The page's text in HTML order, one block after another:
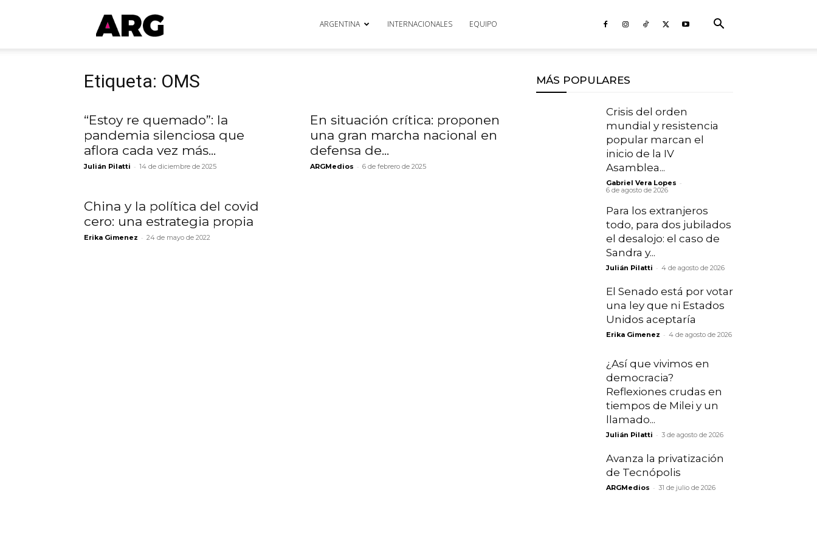
ARGmedios ARGENTINA INTERNACIONALES EQUIPO
Etiqueta: OMS
“Estoy re quemado”: la
pandemia silenciosa que
aflora cada vez más...
Julián Pilatti - 14 de diciembre de 2025
En situación crítica: proponen
una gran marcha nacional en
defensa de...
ARGMedios - 6 de febrero de 2025
China y la política del covid
cero: una estrategia propia
Erika Gimenez - 24 de mayo de 2022
MÁS POPULARES
Crisis del orden
mundial y resistencia
popular marcan el
inicio de la IV
Asamblea...
Gabriel Vera Lopes -
6 de agosto de 2026
Para los extranjeros
todo, para dos jubilados
el desalojo: el caso de
Sandra y...
Julián Pilatti - 4 de agosto de 2026
El Senado está por votar
una ley que ni Estados
Unidos aceptaría
Erika Gimenez - 4 de agosto de 2026
¿Así que vivimos en
democracia?
Reflexiones crudas en
tiempos de Milei y un
llamado...
Julián Pilatti - 3 de agosto de 2026
Avanza la privatización
de Tecnópolis
ARGMedios - 31 de julio de 2026